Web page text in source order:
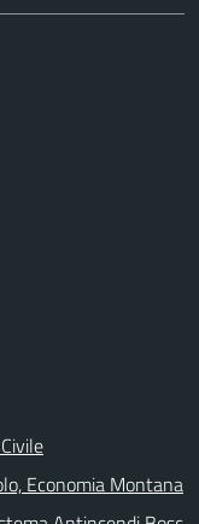
Economia Montana